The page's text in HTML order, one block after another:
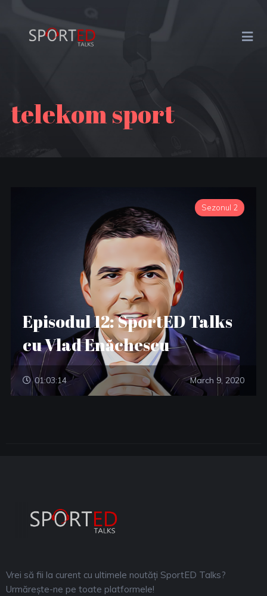
telekom sport
Sezonul 2
Episodul 12: SportED Talks
cu Vlad Enăchescu
01:03:14 March 9, 2020
Vrei să fii la curent cu ultimele noutăți SportED Talks?
Urmărește-ne pe toate platformele!